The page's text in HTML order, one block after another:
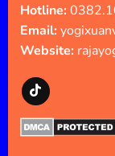
Hotline:
Email:
Website: